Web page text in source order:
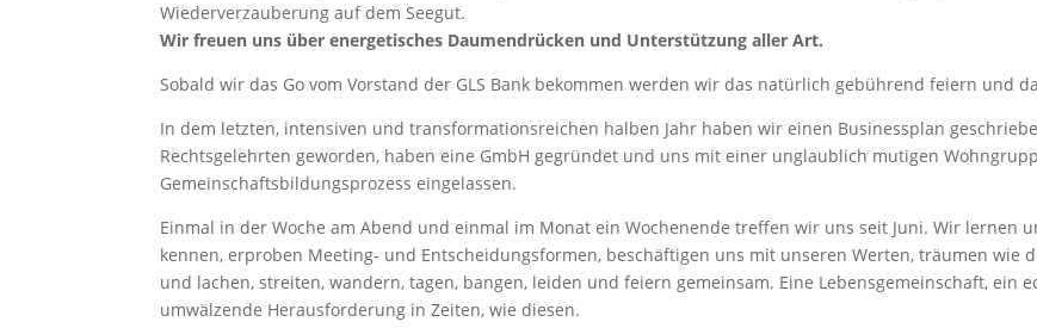
Wiederverzauberung auf dem Seegut.
Wir freuen uns über energetisches Daumendrücken und Unterstützung aller Art.
Sobald wir das Go vom Vorstand der GLS Bank bekommen werden wir das natürlich gebührend feiern und
In dem letzten, intensiven und transformationsreichen halben Jahr haben wir einen Businessplan
Rechtsgelehrten geworden, haben eine GmbH gegründet und uns mit einer unglaublich mutigen
Gemeinschaftsbildungsprozess eingelassen.
Einmal in der Woche am Abend und einmal im Monat ein Wochenende treffen wir uns seit Juni. Wir lernen
kennen, erproben Meeting- und Entscheidungsformen, beschäftigen uns mit unseren Werten, träumen wie
und lachen, streiten, wandern, tagen, bangen, leiden und feiern gemeinsam. Eine Lebensgemeinschaft, ein
umwälzende Herausforderung in Zeiten, wie diesen.